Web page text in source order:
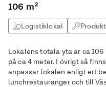
106 m²
Logistiklokal
Lokalens totala yta är ca 106 kvadratmeter med en rejäl takhöjd
på ca 4 meter. I övrigt så
anpassar lokalen enligt ert behov. Närhet till
lunchrestauranger och till